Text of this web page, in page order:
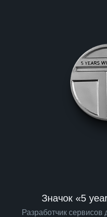
Значок «5
Разработчик